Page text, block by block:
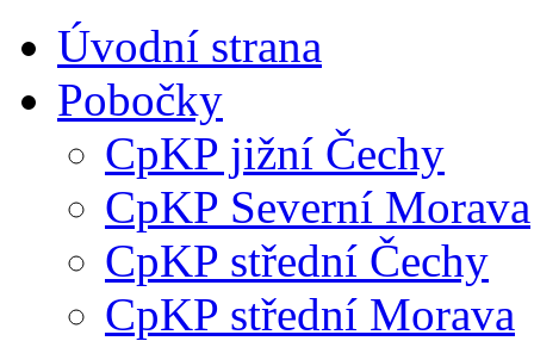
Úvodní strana
Pobočky
CpKP jižní Čechy
CpKP Severní Morava
CpKP střední Čechy
CpKP střední Morava